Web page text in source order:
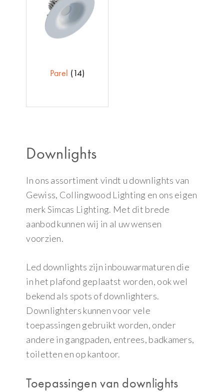
Parel (14)
Downlights
In ons assortiment vindt u downlights van
Gewiss, Collingwood Lighting en ons eigen
merk Simcas Lighting. Met dit brede
aanbod kunnen wij in al uw wensen
voorzien.
Led downlights zijn inbouwarmaturen die
in het plafond geplaatst worden, ook wel
bekend als spots of downlighters.
Downlighters kunnen voor vele
toepassingen gebruikt worden, onder
andere in gangpaden, entrees, badkamers,
toiletten en op kantoor.
Toepassingen van downlights